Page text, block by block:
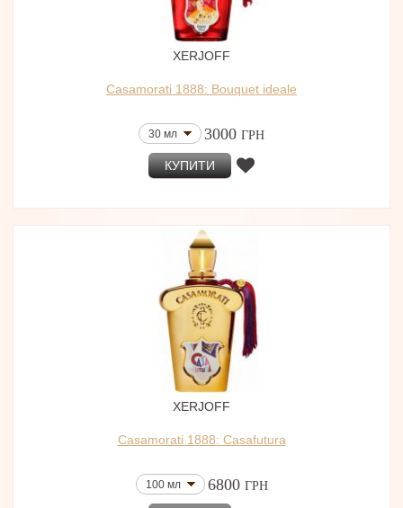
XERJOFF
Casamorati 1888: Bouquet ideale
30 мл 3000 ГРН
КУПИТИ
XERJOFF
Casamorati 1888: Casafutura
100 мл 6800 ГРН